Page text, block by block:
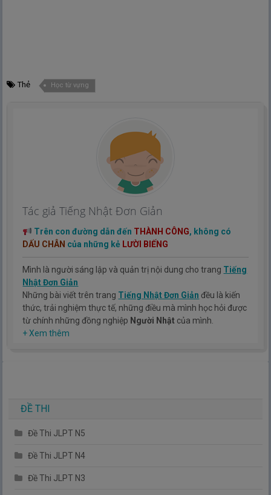
Thẻ Học từ vựng
Tác giả Tiếng Nhật Đơn Giản
Trên con đường dẫn đến THÀNH CÔNG, không có
DẤU CHÂN của những kẻ LƯỜI BIẾNG
Mình là người sáng lập và quản trị nội dung cho trang Tiếng
Nhật Đơn Giản
Những bài viết trên trang Tiếng Nhật Đơn Giản đều là kiến
thức, trải nghiệm thực tế, những điều mà mình học hỏi được
từ chính những đồng nghiệp Người Nhật của mình.
Hy vọng rằng kinh nghiệm mà mình có được sẽ giúp các bạn
+ Xem thêm
ĐỀ THI
Đề Thi JLPT N5
Đề Thi JLPT N4
Đề Thi JLPT N3